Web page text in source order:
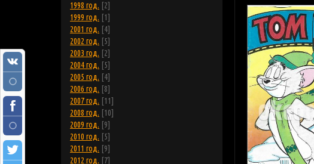
1998 год. [2]
1999 год. [1]
2001 год. [4]
2002 год. [5]
2003 год. [2]
2004 год. [5]
2005 год. [4]
2006 год. [8]
2007 год. [11]
2008 год. [10]
2009 год. [9]
2010 год. [5]
2011 год. [9]
2012 год. [7]